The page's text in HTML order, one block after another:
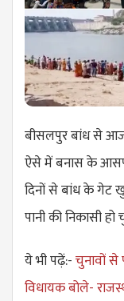
बीसलपुर बांध से
ऐसे में बनास के
दिनों से बांध के
पानी की निकासी हो
ये भी पढ़ें:-चुनावों से
विधायक बोले-